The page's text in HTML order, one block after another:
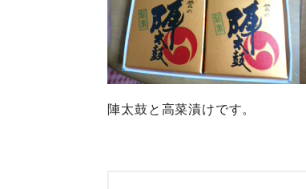
陣太鼓と高菜漬けです。